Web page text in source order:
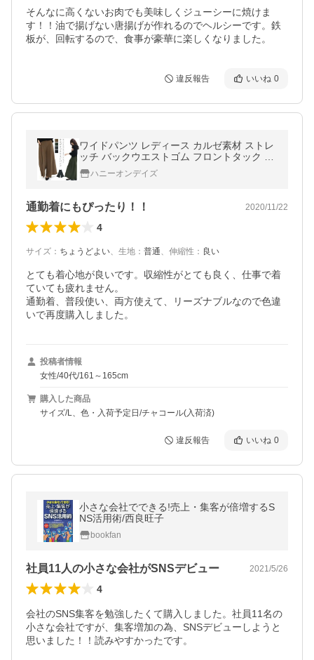
そんなに高くないお肉でも美味しくジューシーに焼けま
す！！油で揚げない唐揚げが作れるのでヘルシーです。鉄
板が、回転するので、食事が豪華に楽しくなりました。
違反報告 いいね 0
ワイドパンツ レディース カルゼ素材 ストレ
ッチ バックウエストゴム フロントタック ゆ
ったり 体型カバー 春 30代 40代 50代 メール
便対応可
ハニーオンデイズ
通勤着にもぴったり！！ 2020/11/22
4
サイズ ： ちょうどよい、 生地 ： 普通、 伸縮性 ： 良い
とても着心地が良いです。収縮性がとても良く、仕事で着
ていても疲れません。
通勤着、普段使い、両方使えて、リーズナブルなので色違
いで再度購入しました。
投稿者情報
女性/40代/161～165cm
購入した商品
サイズ/L、色・入荷予定日/チャコール(入荷済)
違反報告 いいね 0
小さな会社でできる!売上・集客が倍増するS
NS活用術/西良旺子
bookfan
社員11人の小さな会社がSNSデビュー 2021/5/26
4
会社のSNS集客を勉強したくて購入しました。社員11名の
小さな会社ですが、集客増加の為、SNSデビューしようと
思いました！！読みやすかったです。